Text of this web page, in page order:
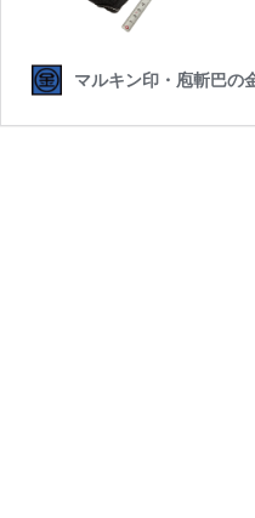
マルキン印・庖斬巴の